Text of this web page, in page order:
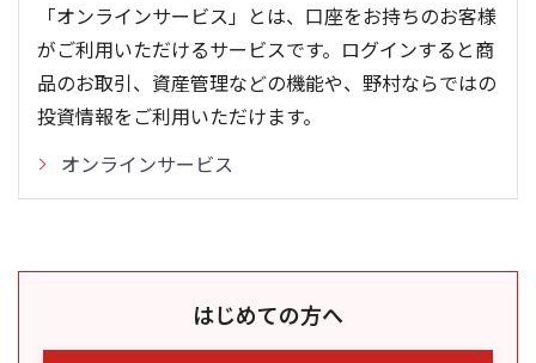
「オンラインサービス」とは、口座をお持ちのお客様
がご利用いただけるサービスです。ログインすると商
品のお取引、資産管理などの機能や、野村ならではの
投資情報をご利用いただけます。
オンラインサービス
はじめての方へ